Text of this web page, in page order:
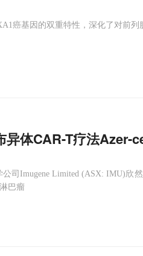
癌基因的双重特性，深化了对前
异体CAR-T疗法Azer-
司Imugene Limited (ASX: IMU)欣然
巴瘤